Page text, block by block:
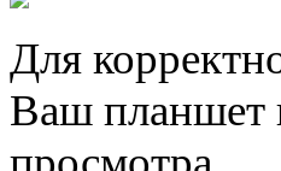
Для
Ваш планшет